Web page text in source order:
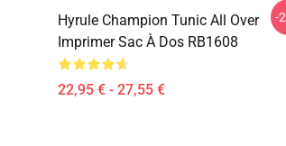
Hyrule Champion Tunic All Over
Imprimer Sac À Dos RB1608
22,95 € - 27,55 €
-